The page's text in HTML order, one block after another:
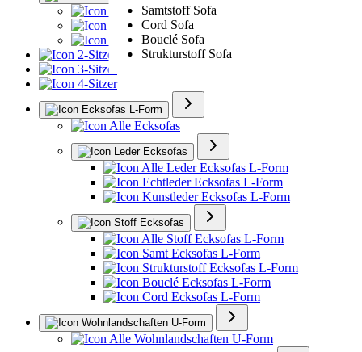
Samtstoff Sofa
Cord Sofa
Bouclé Sofa
Strukturstoff Sofa
Alle Sessel
Ledersessel
Polstersessel
2-Sitzer
3-Sitzer
4-Sitzer
Ecksofas L-Form
Alle Ecksofas
Leder Ecksofas
Alle Leder Ecksofas L-Form
Echtleder Ecksofas L-Form
Kunstleder Ecksofas L-Form
Stoff Ecksofas
Alle Stoff Ecksofas L-Form
Samt Ecksofas L-Form
Strukturstoff Ecksofas L-Form
Bouclé Ecksofas L-Form
Cord Ecksofas L-Form
Wohnlandschaften U-Form
Alle Wohnlandschaften U-Form